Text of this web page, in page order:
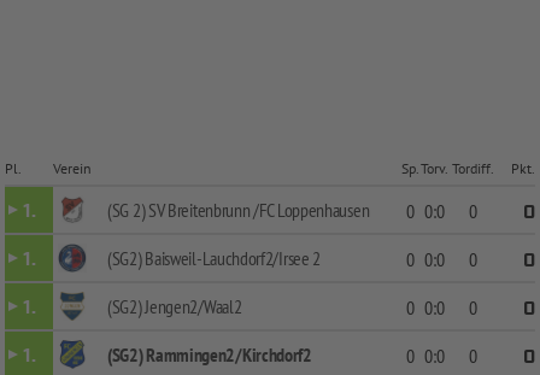
Pl. Verein Sp.Torv. Tordiff. Pkt.
1. (SG 2) SV Breitenbrunn /FC Loppenhausen 0 0:0 0
0
1.
(SG2) Baisweil-Lauchdorf2/Irsee 2 0 0:0 0
0
1.
(SG2) Jengen2/Waal2 0 0:0 0
0
1.
(SG2) Rammingen2/Kirchdorf2 0 0:0 0
0